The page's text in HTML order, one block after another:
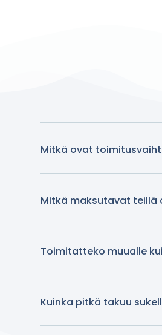
Mitkä ovat
Mitkä maksutavat teillä
Toimitatteko muualle
Kuinka pitkä takuu